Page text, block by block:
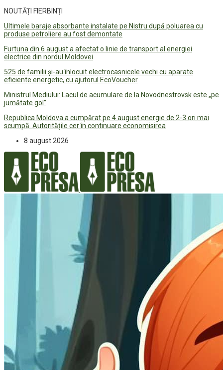
NOUTĂȚI FIERBINȚI
Ultimele baraje absorbante instalate pe Nistru după poluarea cu
produse petroliere au fost demontate
Furtuna din 6 august a afectat o linie de transport al energiei
electrice din nordul Moldovei
525 de familii și-au înlocuit electrocasnicele vechi cu aparate
eficiente energetic, cu ajutorul EcoVoucher
Ministrul Mediului: Lacul de acumulare de la Novodnestrovsk este „pe
jumătate gol”
Republica Moldova a cumpărat pe 4 august energie de 2-3 ori mai
scumpă. Autoritățile cer în continuare economisirea
8 august 2026